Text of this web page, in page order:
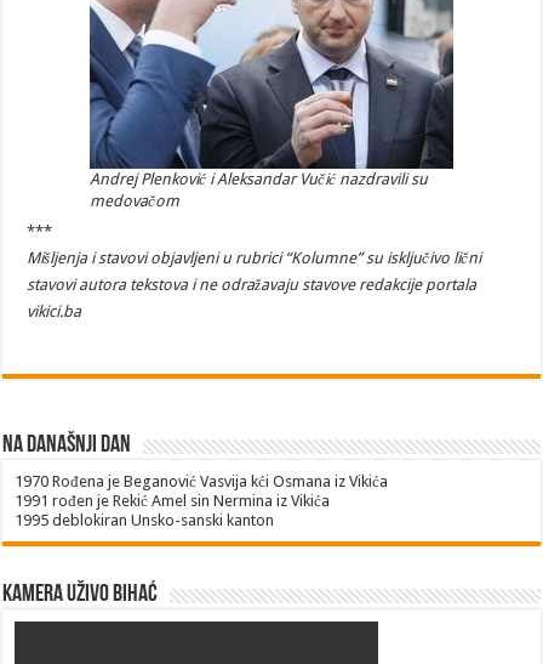
Andrej Plenković i Aleksandar Vučić nazdravili su
medovačom
***
Mišljenja i stavovi objavljeni u rubrici “Kolumne” su isključivo lični
stavovi autora tekstova i ne odražavaju stavove redakcije portala
vikici.ba
Na današnji dan
1970 Rođena je Beganović Vasvija kći Osmana iz Vikića
1991 rođen je Rekić Amel sin Nermina iz Vikića
1995 deblokiran Unsko-sanski kanton
Kamera uživo Bihać